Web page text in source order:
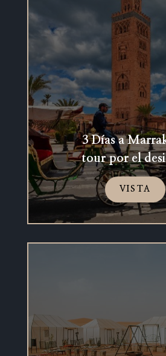
3 Días a
tour por el
VISTA